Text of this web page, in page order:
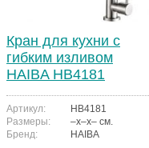
Кран для кухни с
гибким изливом
HAIBA HB4181
Артикул:
HB4181
Размеры:
–x–x– см.
Бренд:
HAIBA